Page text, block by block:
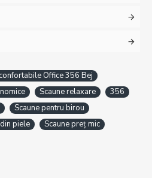
Office 356 Bej
Scaune relaxare
356
Scaune pentru birou
piele
Scaune preț mic